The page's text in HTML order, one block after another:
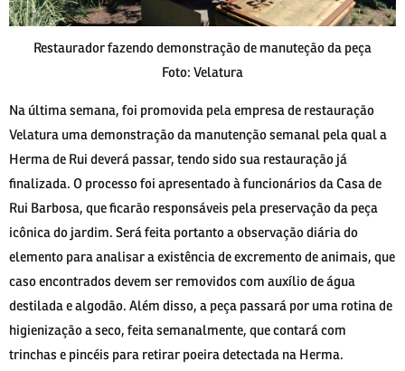
Restaurador fazendo demonstração de manuteção da peça
Foto: Velatura
Na última semana, foi promovida pela empresa de restauração
Velatura uma demonstração da manutenção semanal pela qual a
Herma de Rui deverá passar, tendo sido sua restauração já
finalizada. O processo foi apresentado à funcionários da Casa de
Rui Barbosa, que ficarão responsáveis pela preservação da peça
icônica do jardim. Será feita portanto a observação diária do
elemento para analisar a existência de excremento de animais, que
caso encontrados devem ser removidos com auxílio de água
destilada e algodão. Além disso, a peça passará por uma rotina de
higienização a seco, feita semanalmente, que contará com
trinchas e pincéis para retirar poeira detectada na Herma.